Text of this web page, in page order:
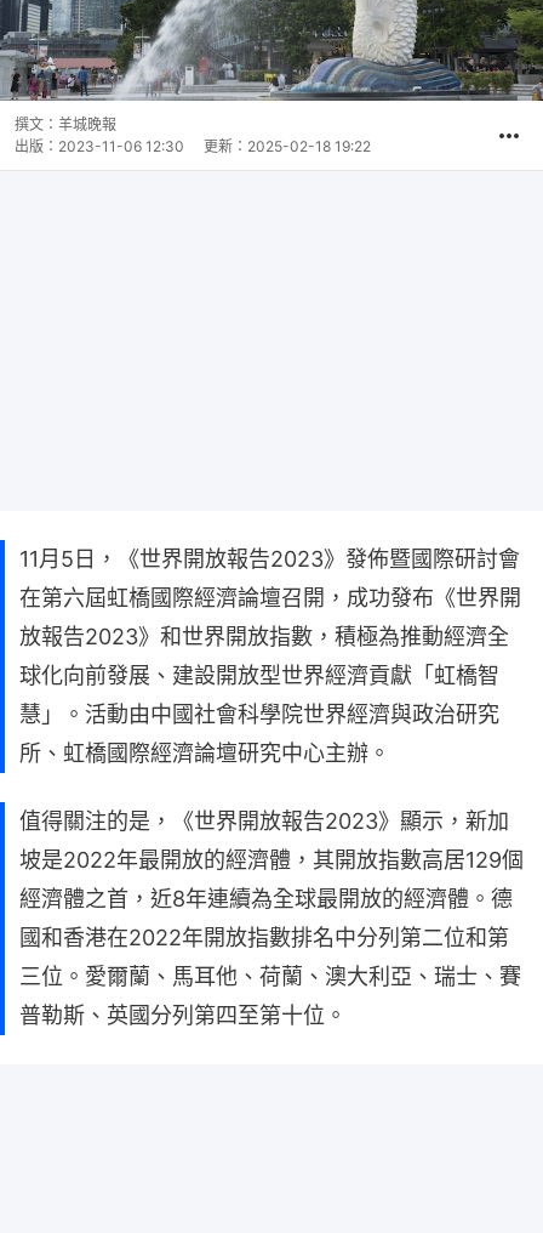
撰文： 羊城晚報
出版： 2023-11-06 12:30 更新： 2025-02-18 19:22
11月5日，《世界開放報告2023》發佈暨國際研討會
在第六屆虹橋國際經濟論壇召開，成功發布《世界開
放報告2023》和世界開放指數，積極為推動經濟全
球化向前發展、建設開放型世界經濟貢獻「虹橋智
慧」。活動由中國社會科學院世界經濟與政治研究
所、虹橋國際經濟論壇研究中心主辦。
值得關注的是，《世界開放報告2023》顯示，新加
坡是2022年最開放的經濟體，其開放指數高居129個
經濟體之首，近8年連續為全球最開放的經濟體。德
國和香港在2022年開放指數排名中分列第二位和第
三位。愛爾蘭、馬耳他、荷蘭、澳大利亞、瑞士、賽
普勒斯、英國分列第四至第十位。